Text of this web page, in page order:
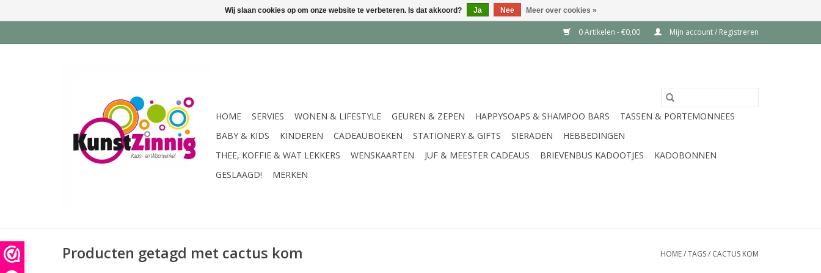
0 Artikelen - €0,00 Mijn account / Registreren
HOME SERVIES WONEN & LIFESTYLE GEUREN & ZEPEN HAPPYSOAPS & SHAMPOO BARS
TASSEN & PORTEMONNEES
BABY & KIDS
KINDEREN CADEAUBOEKEN STATIONERY & GIFTS SIERADEN
HEBBEDINGEN
THEE, KOFFIE & WAT LEKKERS
WENSKAARTEN JUF & MEESTER CADEAUS BRIEVENBUS KADOOTJES
KADOBONNEN
GESLAAGD!
MERKEN
Producten getagd met cactus kom HOME/TAGS/ CACTUS KOM
Wij slaan cookies op om onze website te verbeteren. Is dat akkoord? Ja Nee Meer over cookies »